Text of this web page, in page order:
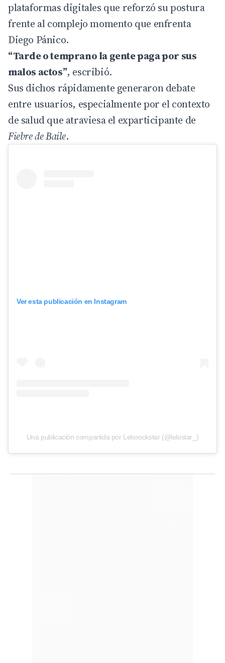
plataformas digitales que reforzó su postura
frente al complejo momento que enfrenta
Diego Pánico.
“Tarde o temprano la gente paga por sus
malos actos”, escribió.
Sus dichos rápidamente generaron debate
entre usuarios, especialmente por el contexto
de salud que atraviesa el exparticipante de
Fiebre de Baile.
Ver esta publicación en Instagram
Una publicación compartida por Lelorockstar (@lelostar_)